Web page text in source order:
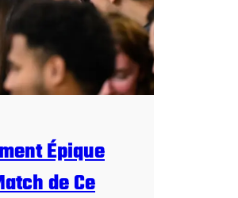
Épique
de Ce